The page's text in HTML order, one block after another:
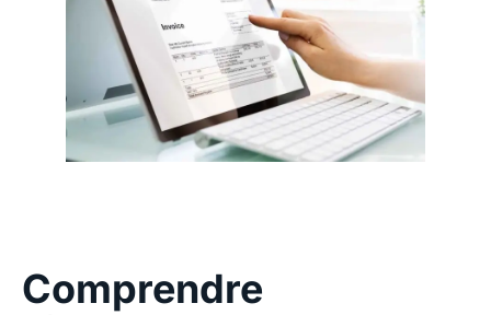
Comprendre